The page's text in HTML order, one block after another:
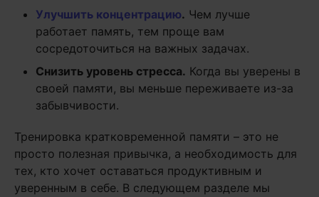
Улучшить концентрацию. Чем лучше
работает память, тем проще вам
сосредоточиться на важных задачах.
Снизить уровень стресса. Когда вы уверены в
своей памяти, вы меньше переживаете из-за
забывчивости.
Тренировка кратковременной памяти – это не
просто полезная привычка, а необходимость для
тех, кто хочет оставаться продуктивным и
уверенным в себе. В следующем разделе мы